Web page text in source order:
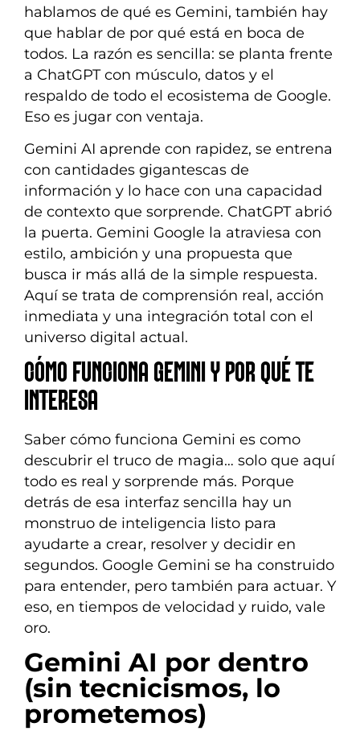
hablamos de qué es Gemini, también hay
que hablar de por qué está en boca de
todos. La razón es sencilla: se planta frente
a ChatGPT con músculo, datos y el
respaldo de todo el ecosistema de Google.
Eso es jugar con ventaja.
Gemini AI aprende con rapidez, se entrena
con cantidades gigantescas de
información y lo hace con una capacidad
de contexto que sorprende. ChatGPT abrió
la puerta. Gemini Google la atraviesa con
estilo, ambición y una propuesta que
busca ir más allá de la simple respuesta.
Aquí se trata de comprensión real, acción
inmediata y una integración total con el
universo digital actual.
CÓMO FUNCIONA GEMINI Y POR QUÉ TE
INTERESA
Saber cómo funciona Gemini es como
descubrir el truco de magia… solo que aquí
todo es real y sorprende más. Porque
detrás de esa interfaz sencilla hay un
monstruo de inteligencia listo para
ayudarte a crear, resolver y decidir en
segundos. Google Gemini se ha construido
para entender, pero también para actuar. Y
eso, en tiempos de velocidad y ruido, vale
oro.
Gemini AI por dentro
(sin tecnicismos, lo
prometemos)